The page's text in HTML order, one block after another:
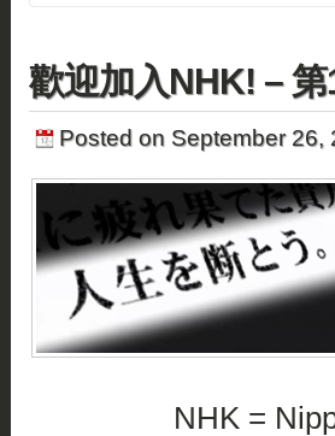
歡迎加入NHK! – 第
Posted on September 26,
NHK =